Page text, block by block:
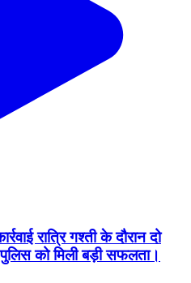
रात्रि गश्ती के दौरान दो
को मिली बड़ी सफलता।